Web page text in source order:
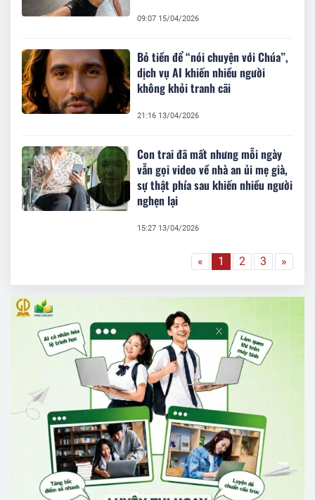
09:07 15/04/2026
Bỏ tiền để “nói chuyện với Chúa”,
dịch vụ AI khiến nhiều người
không khỏi tranh cãi
21:16 13/04/2026
Con trai đã mất nhưng mỗi ngày
vẫn gọi video về nhà an ủi mẹ già,
sự thật phía sau khiến nhiều người
nghẹn lại
15:27 13/04/2026
« 1 2 3 »